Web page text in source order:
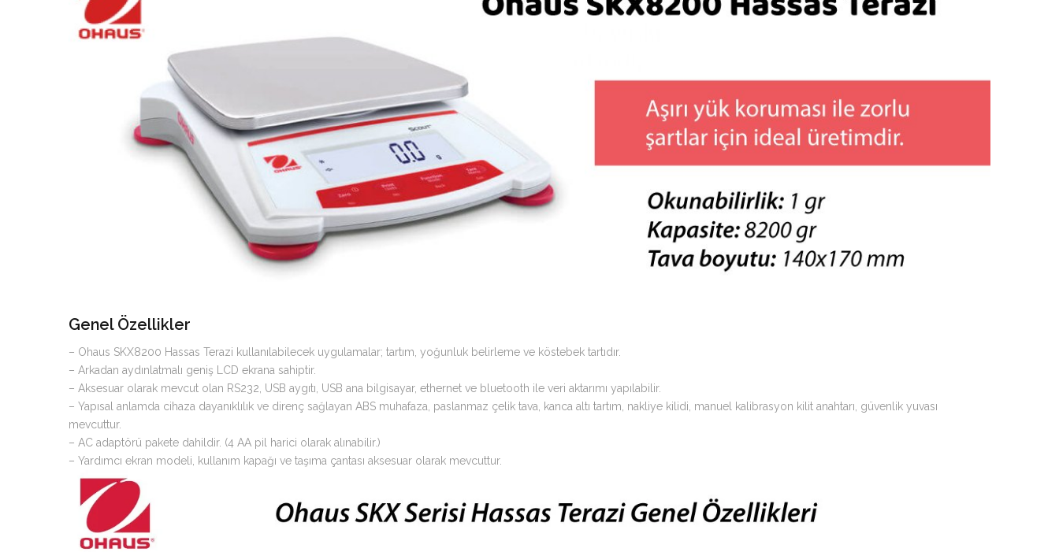
Genel Özellikler
– Ohaus SKX8200 Hassas Terazi kullanılabilecek uygulamalar; tartım, yoğunluk belirleme ve köstebek tartıdır.
– Arkadan aydınlatmalı geniş LCD ekrana sahiptir.
– Aksesuar olarak mevcut olan RS232, USB aygıtı, USB ana bilgisayar, ethernet ve bluetooth ile veri aktarımı yapılabilir.
– Yapısal anlamda cihaza dayanıklılık ve direnç sağlayan ABS muhafaza, paslanmaz çelik tava, kanca altı tartım, nakliye kilidi, manuel kalibrasyon kilit anahtarı, güvenlik yuvası
mevcuttur.
– AC adaptörü pakete dahildir. (4 AA pil harici olarak alınabilir.)
– Yardımcı ekran modeli, kullanım kapağı ve taşıma çantası aksesuar olarak mevcuttur.